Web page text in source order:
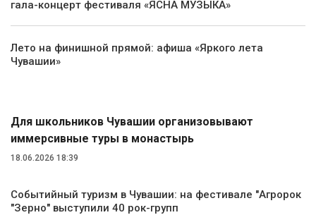
гала-концерт фестиваля «ЯСНА МУЗЫКА»
Лето на финишной прямой: афиша «Яркого лета
Чувашии»
Для школьников Чувашии организовывают
иммерсивные туры в монастырь
18.06.2026 18:39
Событийный туризм в Чувашии: на фестивале "Агророк
"Зерно" выступили 40 рок-групп